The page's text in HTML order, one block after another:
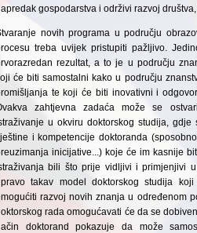
gospodarstva i održivi razvoj
novih programa u području
treba uvijek pristupiti pažljivo.
rezultat, a to je u području
će biti samostalni kako u području
te koji će biti inovativni i
zahtjevna zadaća može se
u okviru doktorskog studija,
i kompetencije doktoranda
inicijative...) koje će im kasnije
bili što prije vidljivi i primjenjivi
takav model doktorskog studija
razvoj novih znanja u određenom
rada omogućavati će da se
doktorand pokazuje da može